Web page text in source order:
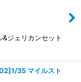
ジェリカンセット
35 マイルスト